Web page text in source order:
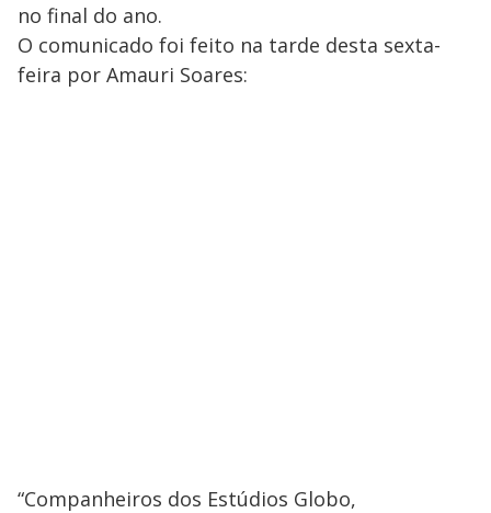
no final do ano.
O comunicado foi feito na tarde desta sexta-
feira por Amauri Soares:
“Companheiros dos Estúdios Globo,